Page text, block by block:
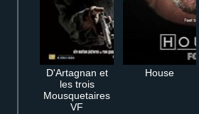
D'Artagnan et
les trois
Mousquetaires
VF
House